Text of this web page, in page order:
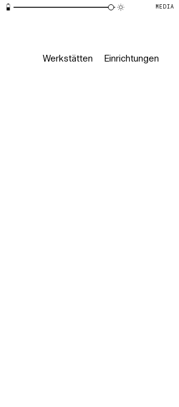
MEDIA
Werkstätten Einrichtungen